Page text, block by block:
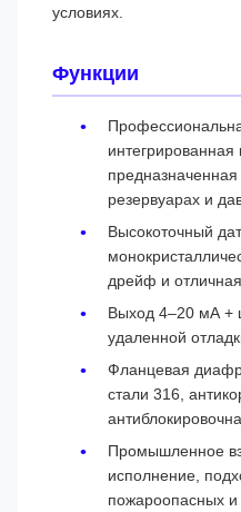
условиях.
Функции
интегрированная
резервуарах и
Высокоточный
дрейф и
Выход 4–20 мА +
удаленной
Фланцевая
стали 316,
Промышленное
исполнение,
пожароопасных и